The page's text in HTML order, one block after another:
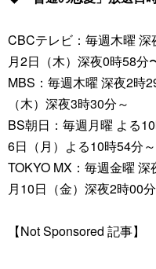
CBCテレビ：毎週木曜
月2日（木）深夜0時58分
MBS：毎週木曜 深夜2時
（木）深夜3時30分～
BS朝日：毎週月曜 よる
6日（月）よる10時54分～
TOKYO MX：毎週金曜
月10日（金）深夜2時00
【Not Sponsored 記事】